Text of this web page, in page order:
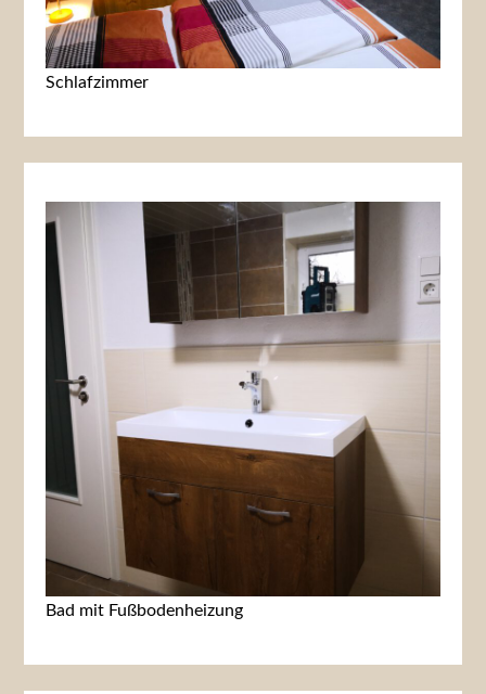
Schlafzimmer
Bad mit Fußbodenheizung